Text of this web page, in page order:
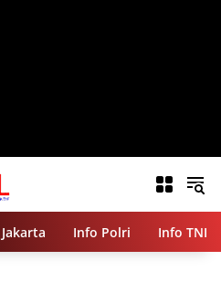
Jakarta Info Polri Info TNI